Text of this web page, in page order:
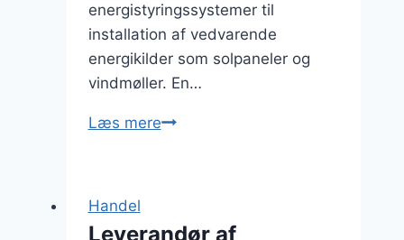
energistyringssystemer til
installation af vedvarende
energikilder som solpaneler og
vindmøller. En…
Læs mereLeverandør
Handel
Leverandør af